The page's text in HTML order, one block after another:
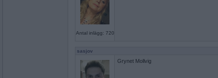
Antal inlägg: 720
sasjov
Grynet Mollvig